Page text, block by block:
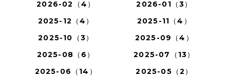
2026-02（4）
2026-01（3）
2025-12（4）
2025-11（4）
2025-10（3）
2025-09（4）
2025-08（6）
2025-07（13）
2025-06（14）
2025-05（2）